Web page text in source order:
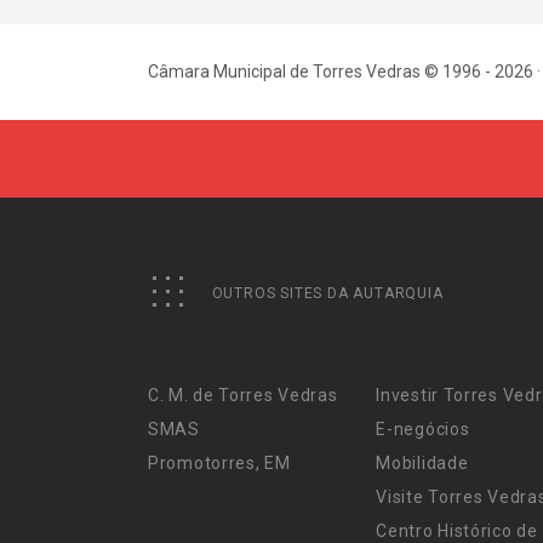
Câmara Municipal de Torres Vedras © 1996 - 2026
OUTROS SITES DA AUTARQUIA
C. M. de Torres Vedras
SMAS
Promotorres, EM
Investir Torres
E-negócios
Mobilidade
Visite Torres
Centro Histórico de